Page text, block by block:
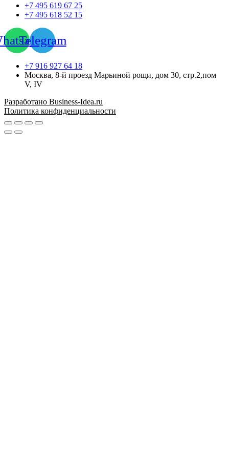
+7 495 619 67 25
+7 495 618 52 15
Telegram
+7 916 927 64 18
Москва, 8-й проезд Марьиной рощи, дом 30, стр.2,пом
V, IV
Разработано Business-Idea.ru
Политика конфиденциальности